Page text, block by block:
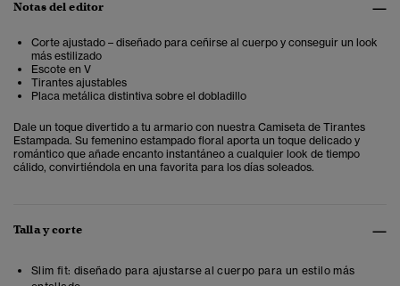
Notas del editor
Corte ajustado – diseñado para ceñirse al cuerpo y conseguir un look
más estilizado
Escote en V
Tirantes ajustables
Placa metálica distintiva sobre el dobladillo
Dale un toque divertido a tu armario con nuestra Camiseta de Tirantes
Estampada. Su femenino estampado floral aporta un toque delicado y
romántico que añade encanto instantáneo a cualquier look de tiempo
cálido, convirtiéndola en una favorita para los días soleados.
Talla y corte
Slim fit: diseñado para ajustarse al cuerpo para un estilo más